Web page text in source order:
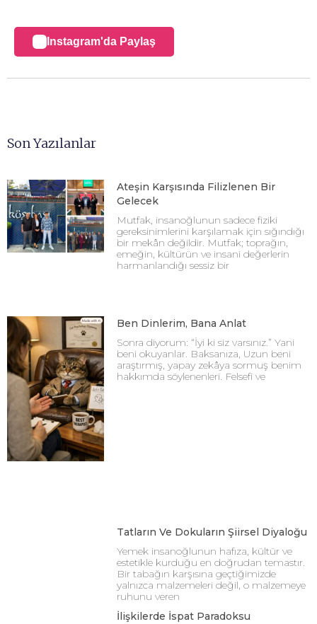
Instagram'da Paylaş
Son Yazılanlar
Ateşin Karşısında Filizlenen Bir
Gelecek
Mutfak, insanoğlunun sadece fiziki
gereksinimlerini karşılamak için sığındığı
bir mekân değildir. Mutfak; toprağın,
emeğin, kültürün ve insani değerlerin
harmanlandığı sessiz bir
Ben Dinlerim, Bana Anlat
Sonra diyorum: “İyi ki siz varsınız.” Yani
beni okuyanlar. Baksanıza, Uzun beni
araştırmış, yapay zekâya sormuş benim
hakkımda söylenenleri. Felsefi ve
Tatların Ve Dokuların Şiirsel Diyaloğu
Yemek insanoğlunun hafıza, kültür ve
estetikle kurduğu en doğrudan temastır.
Bir tabağın karşısına geçtiğimizde
yalnızca malzemeleri değil, o malzemeye
ruhunu veren
İlişkilerde İspat Paradoksu